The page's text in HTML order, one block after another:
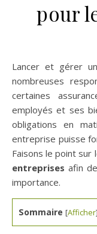
pour
Lancer et gérer une entreprise en France implique de
nombreuses
certaines
employés et ses
obligations en
entreprise puisse
Faisons le point sur
entreprises afin
importance.
Sommaire [Afficher]